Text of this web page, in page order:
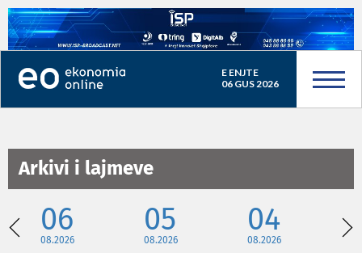
E ENJTE
06 GUS 2026
Arkivi i lajmeve
06
08.2026
05
08.2026
04
08.2026